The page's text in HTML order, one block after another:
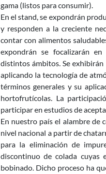
gama (listos para consumir).
En el stand, se expondrán
y responden a la creciente
contar con alimentos
expondrán se focalizarán
distintos ámbitos. Se
aplicando la tecnología de
términos generales y su
hortofrutícolas. La
participar en estudios de
En nuestro país el alambre de
nivel nacional a partir de
para la eliminación de
discontinuo de colada cuyas
bobinado. Dicho proceso ha